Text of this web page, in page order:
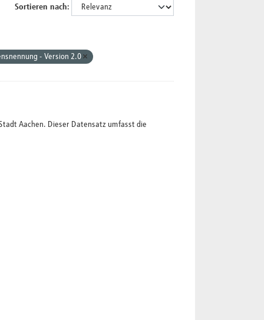
Sortieren nach
- Version 2.0
Aachen. Dieser Datensatz umfasst die